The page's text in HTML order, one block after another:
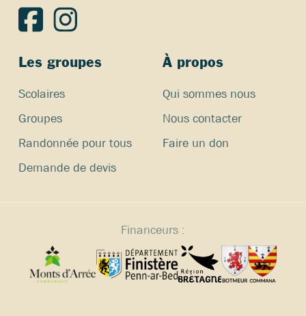
Les groupes
Scolaires
Groupes
Randonnée pour tous
Demande de devis
À propos
Qui sommes nous
Nous contacter
Faire un don
Financeurs :